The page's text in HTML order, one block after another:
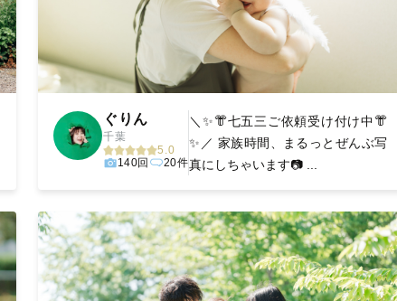
ぐりん
千葉
5.0
140回
20件
＼✨️👘七五三ご依頼受け付け中👘
✨️／ 家族時間、まるっとぜんぶ写
真にしちゃいます📷 ...